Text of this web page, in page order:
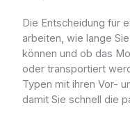
Die Entscheidung für
arbeiten, wie lange
können und ob das
oder transportiert
Typen mit ihren Vor-
damit Sie schnell die